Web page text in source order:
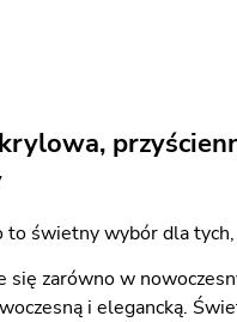
świetny wybór dla
zarówno w
i elegancką.